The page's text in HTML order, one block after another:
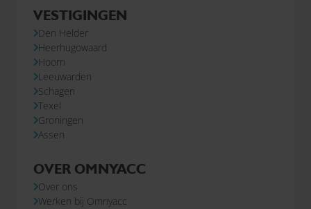
VESTIGINGEN
Den Helder
Heerhugowaard
Hoorn
Leeuwarden
Schagen
Texel
Groningen
Assen
OVER OMNYACC
Over ons
Werken bij Omnyacc